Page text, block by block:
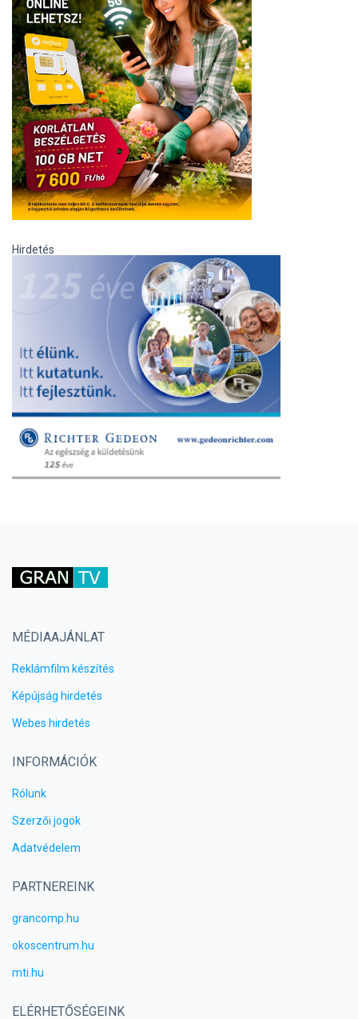
Hirdetés
MÉDIAAJÁNLAT
Reklámfilm készítés
Képújság hirdetés
Webes hirdetés
INFORMÁCIÓK
Rólunk
Szerzői jogok
Adatvédelem
PARTNEREINK
grancomp.hu
okoscentrum.hu
mti.hu
ELÉRHETŐSÉGEINK